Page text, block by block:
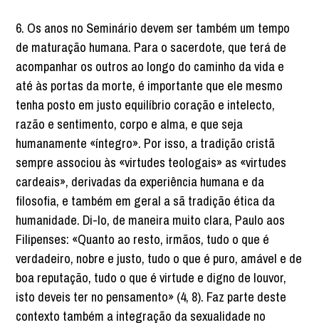
6. Os anos no Seminário devem ser também um tempo
de maturação humana. Para o sacerdote, que terá de
acompanhar os outros ao longo do caminho da vida e
até às portas da morte, é importante que ele mesmo
tenha posto em justo equilíbrio coração e intelecto,
razão e sentimento, corpo e alma, e que seja
humanamente «íntegro». Por isso, a tradição cristã
sempre associou às «virtudes teologais» as «virtudes
cardeais», derivadas da experiência humana e da
filosofia, e também em geral a sã tradição ética da
humanidade. Di-lo, de maneira muito clara, Paulo aos
Filipenses: «Quanto ao resto, irmãos, tudo o que é
verdadeiro, nobre e justo, tudo o que é puro, amável e de
boa reputação, tudo o que é virtude e digno de louvor,
isto deveis ter no pensamento» (4, 8). Faz parte deste
contexto também a integração da sexualidade no